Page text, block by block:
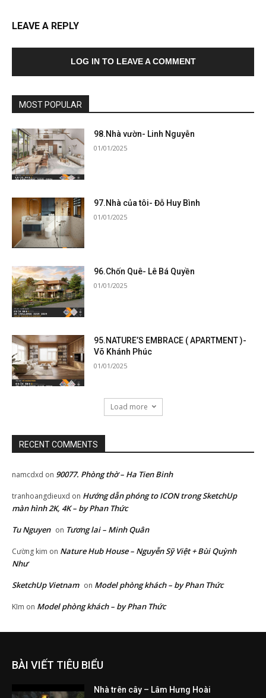
LEAVE A REPLY
LOG IN TO LEAVE A COMMENT
MOST POPULAR
98.Nhà vườn- Linh Nguyễn
01/01/2025
97.Nhà của tôi- Đỗ Huy Bình
01/01/2025
96.Chốn Quê- Lê Bá Quyền
01/01/2025
95.NATURE’S EMBRACE ( APARTMENT )-
Võ Khánh Phúc
01/01/2025
Load more
RECENT COMMENTS
namcdxd on 90077. Phòng thờ – Ha Tien Binh
tranhoangdieuxd on Hướng dẫn phóng to ICON trong SketchUp
màn hình 2K, 4K – by Phan Thức
Tu Nguyen on Tương lai – Minh Quân
Cường kim on Nature Hub House – Nguyễn Sỹ Việt + Bùi Quỳnh
Như
SketchUp Vietnam on Model phòng khách – by Phan Thức
KIm on Model phòng khách – by Phan Thức
BÀI VIẾT TIÊU BIỂU
Nhà trên cây – Lâm Hưng Hoài